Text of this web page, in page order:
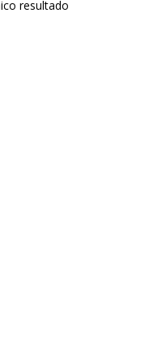
resultado